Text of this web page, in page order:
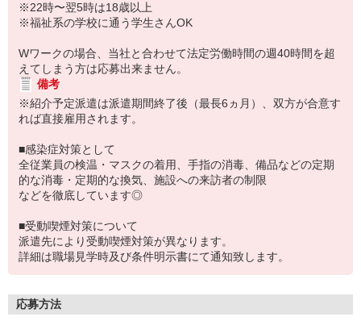
※22時〜翌5時は18歳以上
※福祉系の学校に通う学生さんOK
Wワークの場合、当社と合わせて法定労働時間の週40時間を超
えてしまう方は応募出来ません。
備考
※紹介予定派遣は派遣期間終了後（最長6ヵ月）、双方が合意す
れば直接雇用されます。
■感染症対策として
全従業員の検温・マスクの着用、手指の消毒、備品などの定期
的な消毒・定期的な換気、施設への来訪者の制限
などを徹底しています◎
■受動喫煙対策について
派遣先により受動喫煙対策が異なります。
詳細は職場見学時及び条件明示書にて通知致します。
応募方法